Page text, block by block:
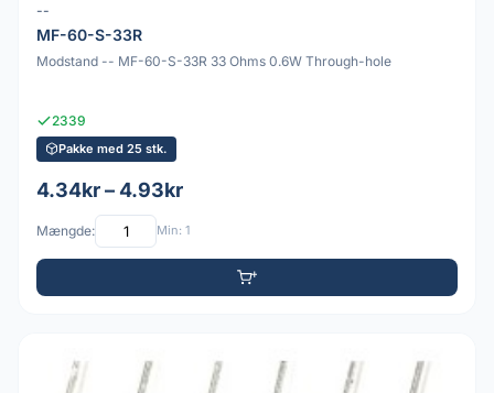
--
MF-60-S-33R
Modstand -- MF-60-S-33R 33 Ohms 0.6W Through-hole
2339
Pakke med 25 stk.
4.34kr – 4.93kr
Mængde: Min: 1